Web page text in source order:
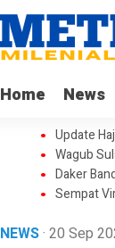
Home News
Update
Wagub
Daker
Sempat
NEWS· 20 Sep